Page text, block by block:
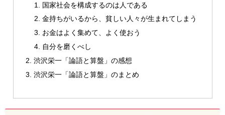
国家社会を構成するのは人である
金持ちがいるから、貧しい人々が生まれてしまう
お金はよく集めて、よく使おう
自分を磨くべし
渋沢栄一「論語と算盤」の感想
渋沢栄一「論語と算盤」のまとめ